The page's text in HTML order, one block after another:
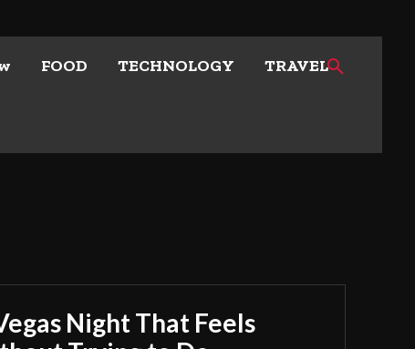
FOOD TECHNOLOGY TRAVEL
Night That Feels